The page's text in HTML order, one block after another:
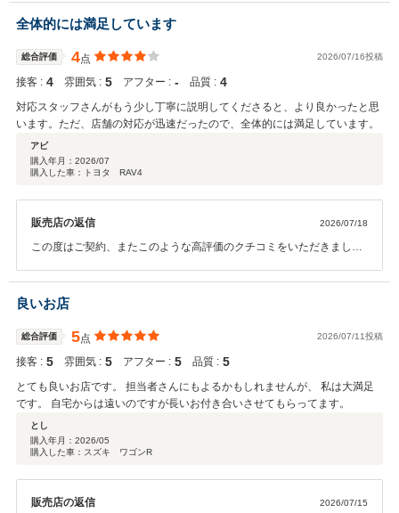
全体的には満足しています
総合評価 4点 2026/07/16投稿
接客 : 4 雰囲気 : 5 アフター : ‐ 品質 : 4
対応スタッフさんがもう少し丁寧に説明してくださると、より良かったと思
います。ただ、店舗の対応が迅速だったので、全体的には満足しています。
アビ
購入年月： 2026/07
購入した車：トヨタ RAV4
販売店の返信 2026/07/18
この度はご契約、またこのような高評価のクチコミをいただきまして
せていただきます。よろしくお願いします。
良いお店
総合評価 5点 2026/07/11投稿
接客 : 5 雰囲気 : 5 アフター : 5 品質 : 5
とても良いお店です。 担当者さんにもよるかもしれませんが、 私は大満足
です。 自宅からは遠いのですが長いお付き合いさせてもらってます。
とし
購入年月： 2026/05
購入した車：スズキ ワゴンR
販売店の返信 2026/07/15